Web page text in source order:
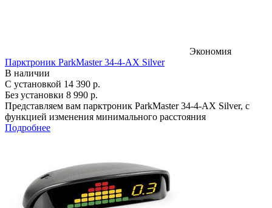
Экономия
Парктроник ParkMaster 34-4-AX Silver
В наличии
С установкой 14 390 р.
Без установки 8 990 р.
Представляем вам парктроник ParkMaster 34-4-AX Silver, с
функцией изменения минимального расстояния
Подробнее